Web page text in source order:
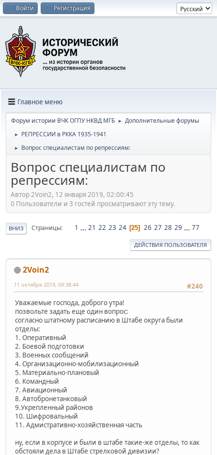
Войти Регистрация
Главное меню
Форум истории ВЧК ОГПУ НКВД МГБ ► Дополнительные форумы
► РЕПРЕССИИ в РККА 1935-1941
► Вопрос специалистам по репрессиям:
Вопрос специалистам по
репрессиям:
Автор 2Voin2, 12 января 2019, 02:00:45
0 Пользователи и 3 гостей просматривают эту тему.
ВНИЗ Страницы 1 ... 21 22 23 24 25 26 27 28 29 ... 77
ДЕЙСТВИЯ ПОЛЬЗОВАТЕЛЯ
2Voin2
#240
11 октября 2019, 09:38:44
Уважаемые господа, доброго утра!
позвольте задать еще один вопрос:
согласно штатному расписанию в Штабе округа были
отделы:
1. Оперативный
2. Боевой подготовки
3. Военных сообщений
4. Организационно-мобилизационный
5. Материально-плановый
6. Командный
7. Авиационный
8. Автобронетанковый
9.Укрепленный районов
10. Шифровальный
11. Адмистративно-хозяйственная часть
ну, если в корпусе и были в штабе такие-же отделы, то как
обстояли дела в Штабе стрелковой дивизии?